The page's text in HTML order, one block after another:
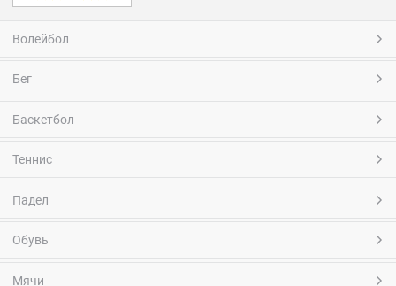
Волейбол
Бег
Баскетбол
Теннис
Падел
Обувь
Мячи